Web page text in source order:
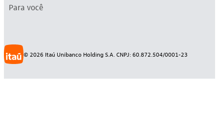
Para você
© 2026 Itaú Unibanco Holding S.A. CNPJ: 60.872.504/0001-23